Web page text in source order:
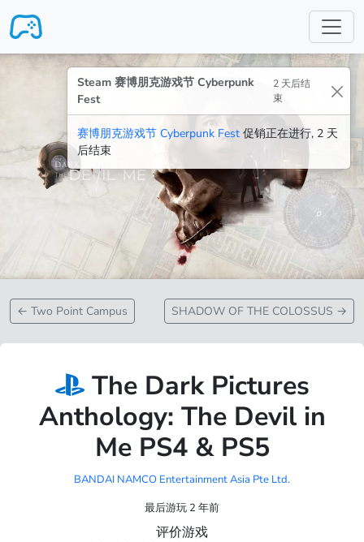
Steam 赛博朋克游戏节 Cyberpunk
Fest
2 天后结
束
赛博朋克游戏节 Cyberpunk Fest 促销正在进行, 2 天
后结束
← Two Point Campus SHADOW OF THE COLOSSUS →
The Dark Pictures
Anthology: The Devil in
Me PS4 & PS5
BANDAI NAMCO Entertainment Asia Pte Ltd.
最后游玩 2 年前
评价游戏